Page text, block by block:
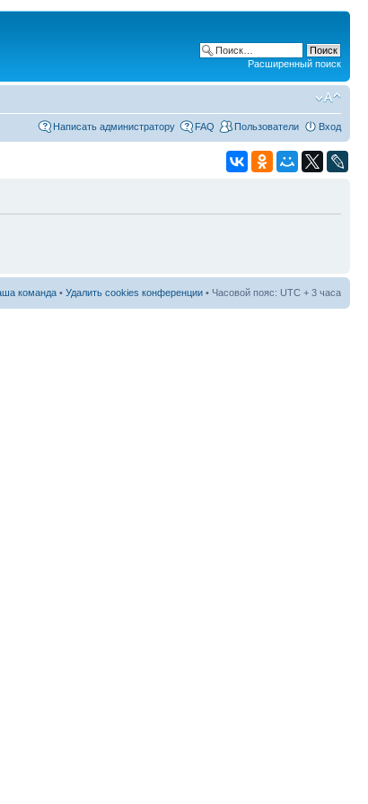
Расширенный поиск
Написать администратору FAQ Пользователи Вход
команда • Удалить cookies конференции • Часовой пояс: UTC + 3 часа